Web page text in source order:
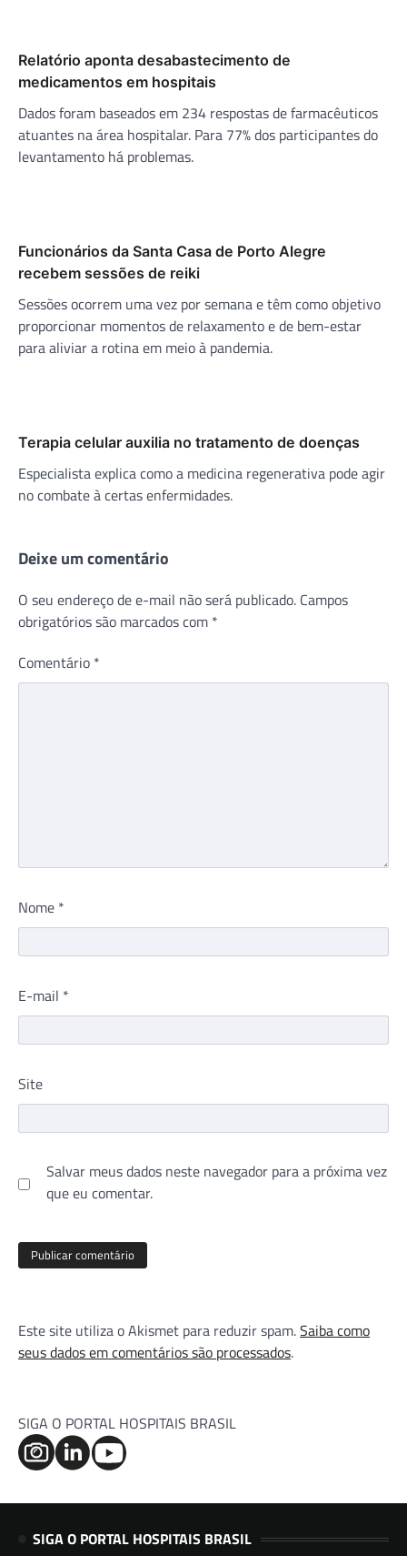
Relatório aponta desabastecimento de
medicamentos em hospitais
Dados foram baseados em 234 respostas de farmacêuticos
atuantes na área hospitalar. Para 77% dos participantes do
levantamento há problemas.
Funcionários da Santa Casa de Porto Alegre
recebem sessões de reiki
Sessões ocorrem uma vez por semana e têm como objetivo
proporcionar momentos de relaxamento e de bem-estar
para aliviar a rotina em meio à pandemia.
Terapia celular auxilia no tratamento de doenças
Especialista explica como a medicina regenerativa pode agir
no combate à certas enfermidades.
Deixe um comentário
O seu endereço de e-mail não será publicado. Campos
obrigatórios são marcados com *
Comentário *
Nome *
E-mail *
Site
Salvar meus dados neste navegador para a próxima vez
que eu comentar.
Este site utiliza o Akismet para reduzir spam.Saiba como
seus dados em comentários são processados.
SIGA O PORTAL HOSPITAIS BRASIL
SIGA O PORTAL HOSPITAIS BRASIL